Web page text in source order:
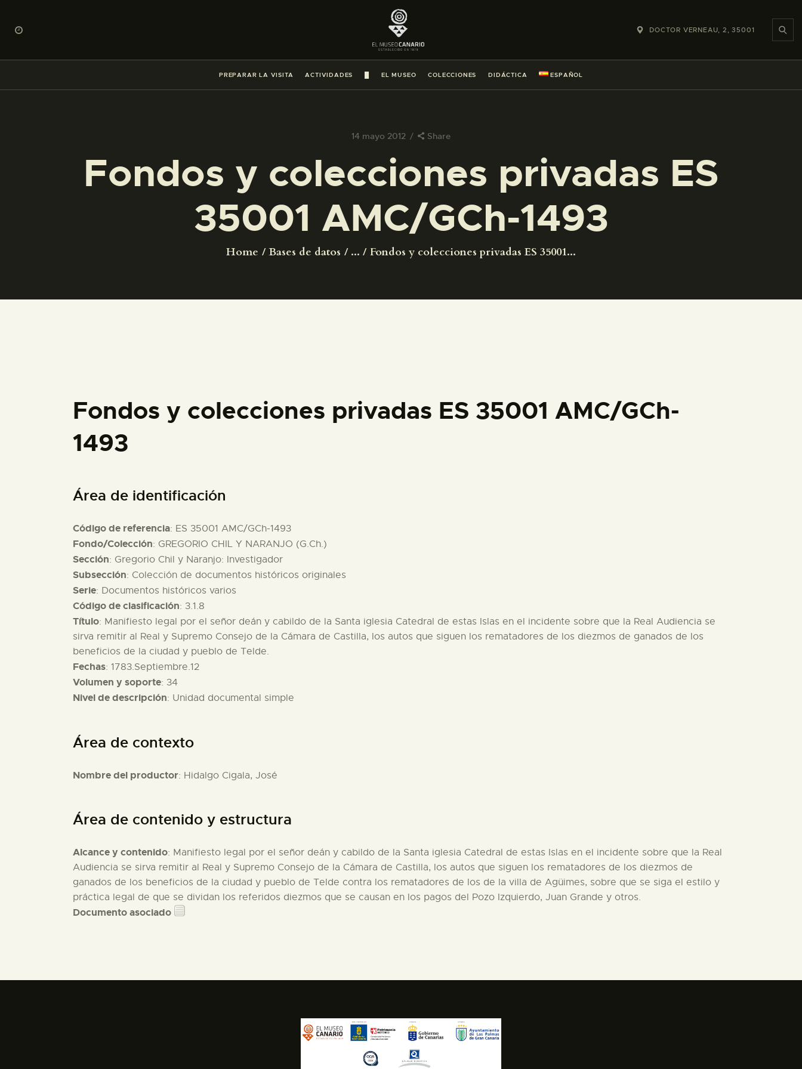
DOCTOR VERNEAU, 2, 35001
PREPARAR LA VISITA ACTIVIDADES EL MUSEO COLECCIONES DIDÁCTICA ESPAÑOL
14 mayo 2012 Share
Fondos y colecciones privadas ES
35001 AMC/GCh-1493
Home Bases de datos ... Fondos y colecciones privadas ES 35001...
PREPARAR LA VISITA
ACTIVIDADES
█
COLECCIONES
DIDÁCTICA
ESPAÑOL
Fondos y colecciones privadas ES 35001 AMC/GCh-
1493
Área de identificación
Código de referencia: ES 35001 AMC/GCh-1493
Fondo/Colección: GREGORIO CHIL Y NARANJO (G.Ch.)
Sección: Gregorio Chil y Naranjo: Investigador
Subsección: Colección de documentos históricos originales
Serie: Documentos históricos varios
Código de clasificación: 3.1.8
Título: Manifiesto legal por el señor deán y cabildo de la Santa iglesia Catedral de estas Islas en el incidente sobre que la Real Audiencia se
sirva remitir al Real y Supremo Consejo de la Cámara de Castilla, los autos que siguen los rematadores de los diezmos de ganados de los
beneficios de la ciudad y pueblo de Telde.
Fechas: 1783.Septiembre.12
Volumen y soporte: 34
Nivel de descripción: Unidad documental simple
Área de contexto
Nombre del productor: Hidalgo Cigala, José
Área de contenido y estructura
Alcance y contenido: Manifiesto legal por el señor deán y cabildo de la Santa iglesia Catedral de estas Islas en el incidente sobre que la Real
Audiencia se sirva remitir al Real y Supremo Consejo de la Cámara de Castilla, los autos que siguen los rematadores de los diezmos de
ganados de los beneficios de la ciudad y pueblo de Telde contra los rematadores de los de la villa de Agüimes, sobre que se siga el estilo y
práctica legal de que se dividan los referidos diezmos que se causan en los pagos del Pozo Izquierdo, Juan Grande y otros.
Documento asociado